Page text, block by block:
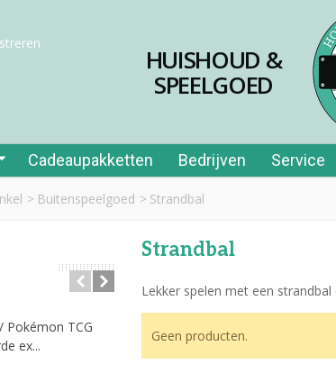
HUISHOUD &
SPEELGOED
Cadeaupakketten Bedrijven Service
> Buitenspeelgoed > Strandbal
Pokémon TCG
ex...
Rietjes papier 40st in tube
€ 1,99
Strandbal
Lekker spelen met een
Geen producten.